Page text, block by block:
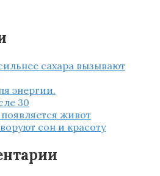
сахара вызывают
энергии.
30
живот
сон и красоту